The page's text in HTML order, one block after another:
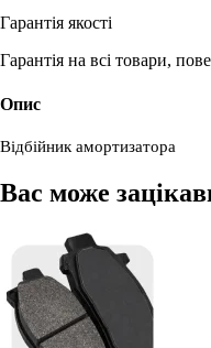
Гарантія якості
Гарантія на всі товари,
Опис
Відбійник амортизатора
Вас може